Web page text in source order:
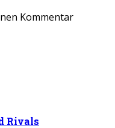
Kommentar
Rivals